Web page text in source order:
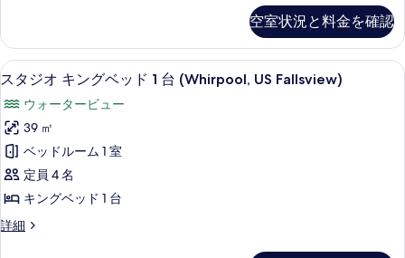
真
を
表
示
す
る
1
台
バ
リ
ア
フ
リ
ー
(Roll-
ン
グ
ベ
ド
台
バ
リ
ア
フ
リ
空室状況と料金を確認
ス
ジ
オ
キ
ン
ベ
スタジオ キングベッド 1 台
5
スタジオ キングベッド 1 台 (Whirpool, US Fallsview)
ウォータービュー
39 ㎡
ベッドルーム 1 室
定員 4 名
キングベッド 1 台
詳細
ス